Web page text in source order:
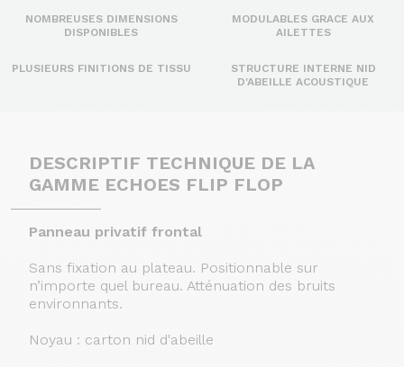
NOMBREUSES DIMENSIONS
DISPONIBLES
MODULABLES GRACE AUX
AILETTES
PLUSIEURS FINITIONS DE TISSU
STRUCTURE INTERNE NID
D'ABEILLE ACOUSTIQUE
DESCRIPTIF TECHNIQUE DE LA
GAMME ECHOES FLIP FLOP
Panneau privatif frontal
Sans fixation au plateau. Positionnable sur
n’importe quel bureau. Atténuation des bruits
environnants.
Noyau : carton nid d'abeille